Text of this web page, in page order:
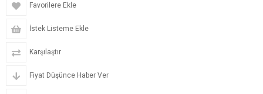
Favorilere Ekle
İstek Listeme Ekle
Karşılaştır
Fiyat Düşünce Haber Ver